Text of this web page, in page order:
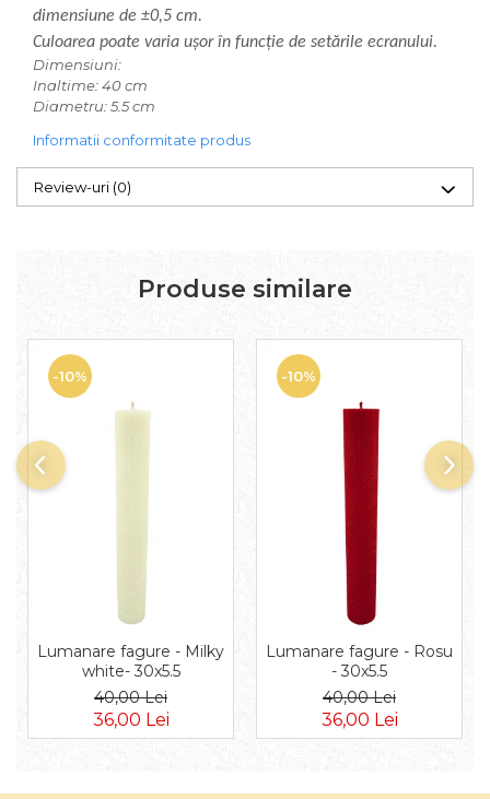
dimensiune de ±0,5 cm.
Culoarea poate varia ușor în funcție de setările ecranului.
Dimensiuni:
Inaltime: 40 cm
Diametru: 5.5 cm
Informatii conformitate produs
Review-uri (0)
Produse similare
-10%
Lumanare fagure - Milky
white- 30x5.5
40,00 Lei
36,00 Lei
-10%
Lumanare fagure - Rosu
- 30x5.5
40,00 Lei
36,00 Lei